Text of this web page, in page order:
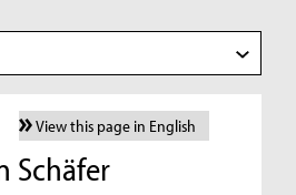
View this page in English
Schäfer